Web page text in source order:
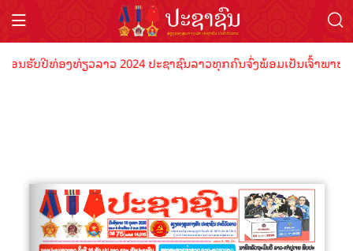
ນຮັບປີທ່ອງທ່ຽວລາວ 2024 ປະຊາຊົນລາວທຸກຄົນຈົ່ງພ້ອມເປັນເຈົ້າພາ